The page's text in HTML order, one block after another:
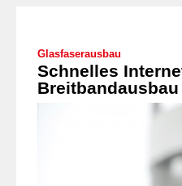
Glasfaserausbau
Schnelles
Breitbandausbau